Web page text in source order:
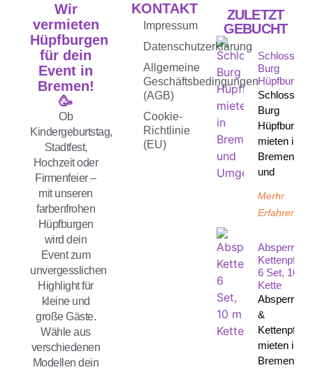
Wir
vermieten
Hüpfburgen
für dein
Event in
Bremen!
🥳
Ob
Kindergeburtstag,
Stadtfest,
Hochzeit oder
Firmenfeier –
mit unseren
farbenfrohen
Hüpfburgen
wird dein
Event zum
unvergesslichen
Highlight für
kleine und
große Gäste.
Wähle aus
verschiedenen
Modellen dein
KONTAKT
Impressum
Datenschutzerklärung
Allgemeine
Geschäftsbedingungen
(AGB)
Cookie-
Richtlinie
(EU)
ZULETZT
GEBUCHT
Schloss
Burg
Hüpfburg
Schloss
Burg
Hüpfburg
mieten in
Bremen
und
Merhr
Erfahren
6 Set, 10 M
Kette
&
mieten in
Bremen und